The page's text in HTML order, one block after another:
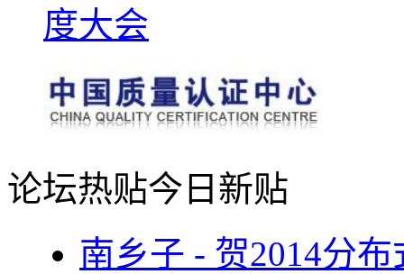
论坛热贴今日新贴
南乡子 - 贺2014分